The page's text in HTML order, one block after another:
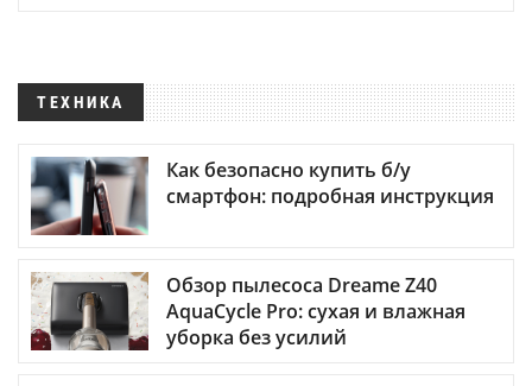
ТЕХНИКА
Как безопасно купить б/у
смартфон: подробная инструкция
Обзор пылесоса Dreame Z40
AquaCycle Pro: сухая и влажная
уборка без усилий